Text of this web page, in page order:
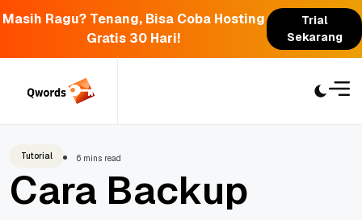
Masih Ragu? Tenang, Bisa Coba Hosting
Gratis 30 Hari!
Trial
Sekarang
Tutorial 6 mins read
Cara Backup